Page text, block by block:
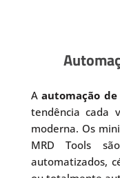
Aautomação
tendência cada
moderna. Os
MRD Tools
automatizados,